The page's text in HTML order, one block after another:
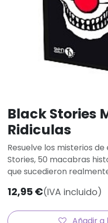
Black Stories
Ridiculas
Resuelve los misterios
Stories, 50 macabras
que sucedieron
12,95€(IVA incluido)